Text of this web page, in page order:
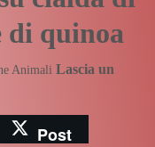
di quinoa
Animali Lascia un
Post